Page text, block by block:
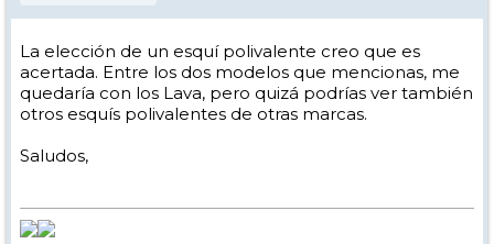
La elección de un esquí polivalente creo que es
acertada. Entre los dos modelos que mencionas, me
quedaría con los Lava, pero quizá podrías ver también
otros esquís polivalentes de otras marcas.
Saludos,